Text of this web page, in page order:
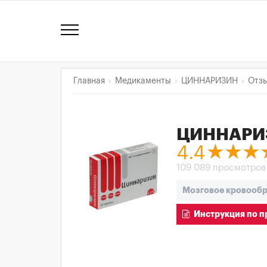
Главная Медикаменты ЦИННАРИЗИН
4.4
109 089 просмотров
Мозговое
Инструкция по